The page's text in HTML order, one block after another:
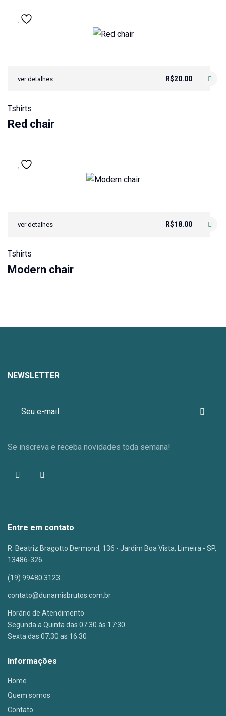
ver detalhes R$20.00
Tshirts
Red chair
ver detalhes R$18.00
Tshirts
Modern chair
NEWSLETTER
Se inscreva e receba novidades toda semana!
Entre em contato
R. Beatriz Bragotto Dermond, 136 - Jardim Boa Vista, Limeira - SP,
13486-326
(19) 99480.3123
contato@dunamisbrutos.com.br
Horário de Atendimento
Segunda a Quinta das 07:30 às 17:30
Sexta das 07:30 as 16:30
Informações
Home
Quem somos
Contato